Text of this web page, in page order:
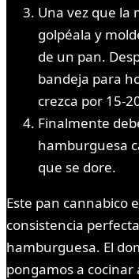
Una vez que la
golpéala y
de un pan.
bandeja para
crezca por 15-
Finalmente
hamburguesa
que se dore.
Este pan cannabico
consistencia
hamburguesa. El
pongamos a cocinar